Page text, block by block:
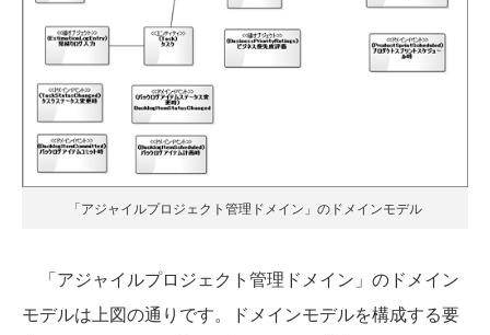
「アジャイルプロジェクト管理ドメイン」のドメインモデル
「アジャイルプロジェクト管理ドメイン」のドメイン
モデルは上図の通りです。ドメインモデルを構成する要